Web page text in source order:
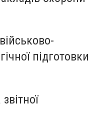
підготовки